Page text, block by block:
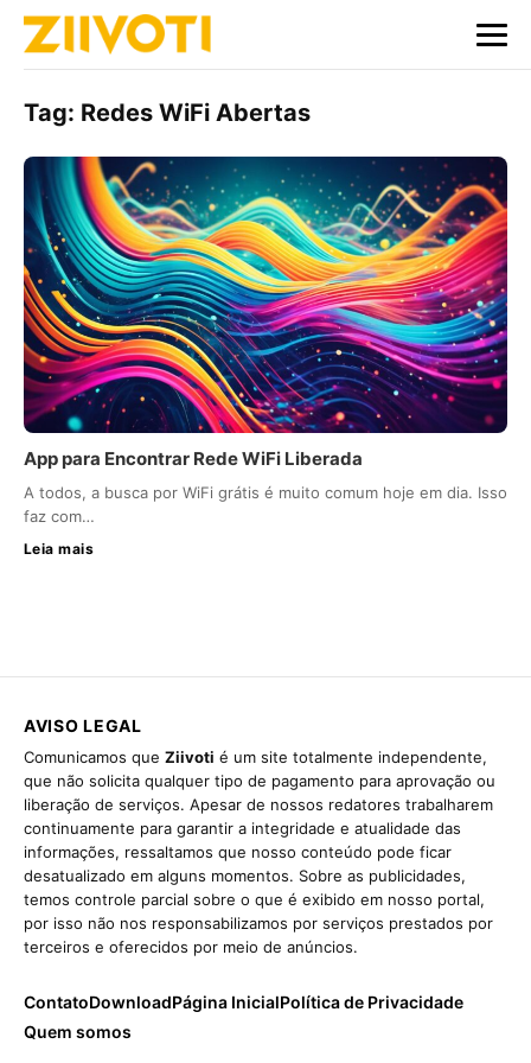
Tag: Redes WiFi Abertas
App para Encontrar Rede WiFi Liberada
A todos, a busca por WiFi grátis é muito comum hoje em dia. Isso
faz com…
Leia mais
AVISO LEGAL
Comunicamos que Ziivoti é um site totalmente independente,
que não solicita qualquer tipo de pagamento para aprovação ou
liberação de serviços. Apesar de nossos redatores trabalharem
continuamente para garantir a integridade e atualidade das
informações, ressaltamos que nosso conteúdo pode ficar
desatualizado em alguns momentos. Sobre as publicidades,
temos controle parcial sobre o que é exibido em nosso portal,
por isso não nos responsabilizamos por serviços prestados por
terceiros e oferecidos por meio de anúncios.
ContatoDownloadPágina InicialPolítica de Privacidade
Quem somos